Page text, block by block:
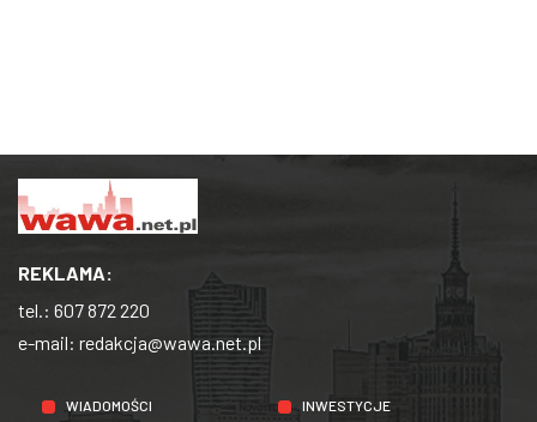
REKLAMA:
tel.: 607 872 220
e-mail: redakcja@wawa.net.pl
WIADOMOŚCI INWESTYCJE